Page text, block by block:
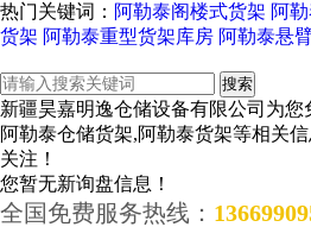
热门关键词： 阿勒泰阁楼式货架 阿
货架 阿勒泰重型货架库房 阿勒泰悬
新疆昊嘉明逸仓储设备有限公司为您
阿勒泰仓储货架,阿勒泰货架等相关
关注！
您暂无新询盘信息！
全国免费服务热线：